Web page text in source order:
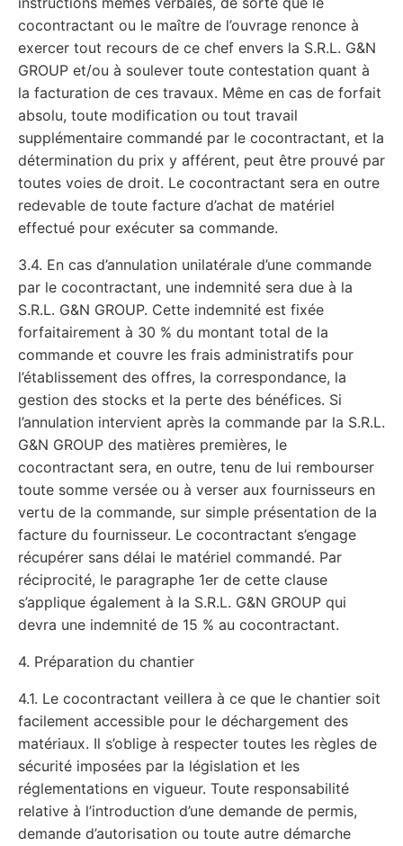
cocontractant ou le maître de l’ouvrage renonce à
exercer tout recours de ce chef envers la S.R.L. G&N
GROUP et/ou à soulever toute contestation quant à
la facturation de ces travaux. Même en cas de forfait
absolu, toute modification ou tout travail
supplémentaire commandé par le cocontractant, et la
détermination du prix y afférent, peut être prouvé par
toutes voies de droit. Le cocontractant sera en outre
redevable de toute facture d’achat de matériel
effectué pour exécuter sa commande.
3.4. En cas d’annulation unilatérale d’une commande
par le cocontractant, une indemnité sera due à la
S.R.L. G&N GROUP. Cette indemnité est fixée
forfaitairement à 30 % du montant total de la
commande et couvre les frais administratifs pour
l’établissement des offres, la correspondance, la
gestion des stocks et la perte des bénéfices. Si
l’annulation intervient après la commande par la S.R.L.
G&N GROUP des matières premières, le
cocontractant sera, en outre, tenu de lui rembourser
toute somme versée ou à verser aux fournisseurs en
vertu de la commande, sur simple présentation de la
facture du fournisseur. Le cocontractant s’engage
récupérer sans délai le matériel commandé. Par
réciprocité, le paragraphe 1er de cette clause
s’applique également à la S.R.L. G&N GROUP qui
devra une indemnité de 15 % au cocontractant.
4. Préparation du chantier
4.1. Le cocontractant veillera à ce que le chantier soit
facilement accessible pour le déchargement des
matériaux. Il s’oblige à respecter toutes les règles de
sécurité imposées par la législation et les
réglementations en vigueur. Toute responsabilité
relative à l’introduction d’une demande de permis,
demande d’autorisation ou toute autre démarche